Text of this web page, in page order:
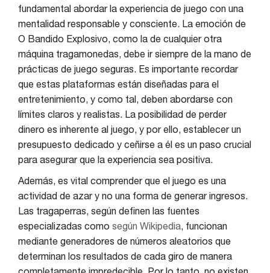
fundamental abordar la experiencia de juego con una
mentalidad responsable y consciente. La emoción de
O Bandido Explosivo, como la de cualquier otra
máquina tragamonedas, debe ir siempre de la mano de
prácticas de juego seguras. Es importante recordar
que estas plataformas están diseñadas para el
entretenimiento, y como tal, deben abordarse con
límites claros y realistas. La posibilidad de perder
dinero es inherente al juego, y por ello, establecer un
presupuesto dedicado y ceñirse a él es un paso crucial
para asegurar que la experiencia sea positiva.
Además, es vital comprender que el juego es una
actividad de azar y no una forma de generar ingresos.
Las tragaperras, según definen las fuentes
especializadas como según Wikipedia, funcionan
mediante generadores de números aleatorios que
determinan los resultados de cada giro de manera